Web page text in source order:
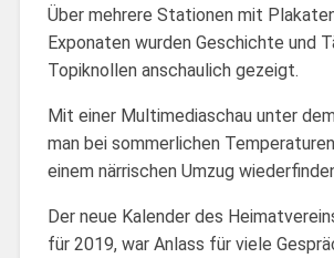
Über mehrere Stationen mit
Exponaten wurden Geschichte und
Topiknollen anschaulich gezeigt.
Mit einer Multimediaschau unter
man bei sommerlichen
einem närrischen Umzug
Der neue Kalender des
für 2019, war Anlass für viele